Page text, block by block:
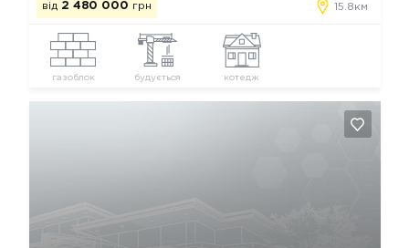
від 2 480 000 грн 15.8км
газоблок будується котедж